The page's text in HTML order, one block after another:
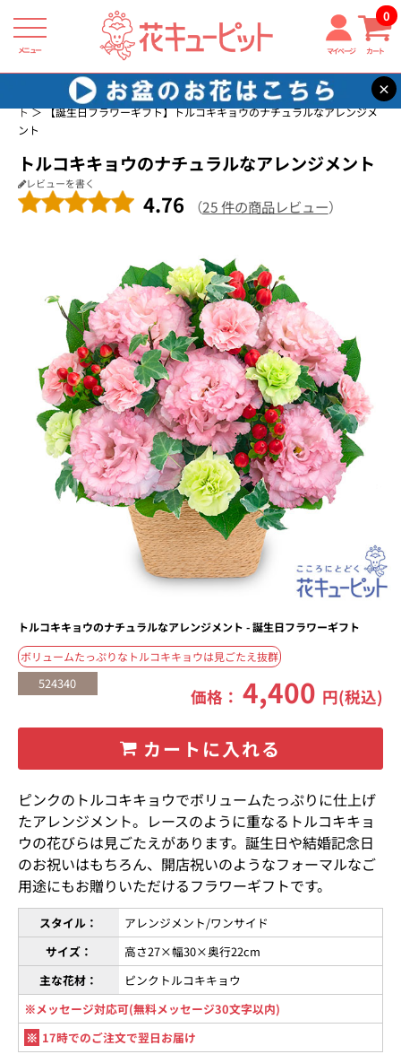
メニュー マイページ カート
0
×
花キューピット
誕生日に贈る花・花束・アレンジメントのフラワーギフ
ト
【誕生日フラワーギフト】トルコキキョウのナチュラルなアレンジメ
ント
トルコキキョウのナチュラルなアレンジメント
レビューを書く
4.76 （25 件の商品レビュー）
トルコキキョウのナチュラルなアレンジメント - 誕生日フラワーギフト
ボリュームたっぷりなトルコキキョウは見ごたえ抜群
524340
価格：4,400 円(税込)
カートに入れる
ピンクのトルコキキョウでボリュームたっぷりに仕上げ
たアレンジメント。レースのように重なるトルコキキョ
ウの花びらは見ごたえがあります。誕生日や結婚記念日
のお祝いはもちろん、開店祝いのようなフォーマルなご
用途にもお贈りいただけるフラワーギフトです。
スタイル：
アレンジメント/ワンサイド
サイズ：
高さ27×幅30×奥行22cm
主な花材：
ピンクトルコキキョウ
※メッセージ対応可(無料メッセージ30文字以内)
※ 17時でのご注文で翌日お届け